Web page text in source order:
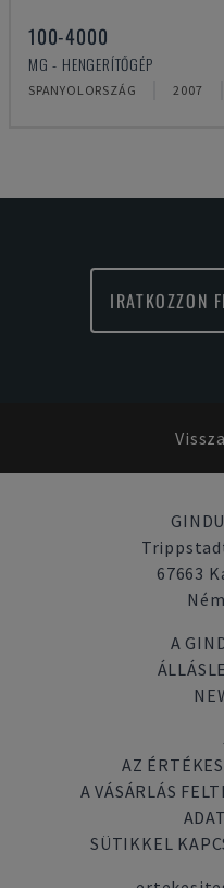
100-4000
MG - HENGERÍTŐGÉP
SPANYOLORSZÁG 2007
IRATKOZZON
67663
A
AZ
A VÁSÁRLÁS
SÜTIKKEL